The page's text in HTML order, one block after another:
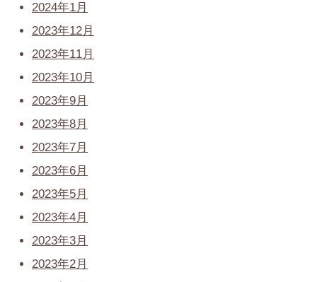
2024年1月
2023年12月
2023年11月
2023年10月
2023年9月
2023年8月
2023年7月
2023年6月
2023年5月
2023年4月
2023年3月
2023年2月